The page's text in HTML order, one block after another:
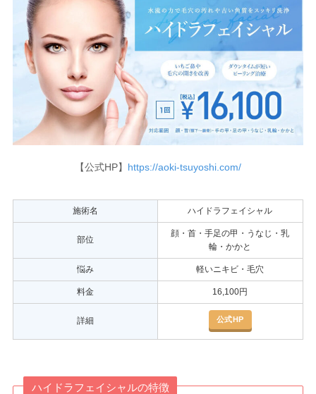
【公式HP】 https://aoki-tsuyoshi.com/
施術名 ハイドラフェイシャル
部位
顔・首・手足の甲・うなじ・乳
輪・かかと
悩み 軽いニキビ・毛穴
料金 16,100円
詳細 公式HP
ハイドラフェイシャルの特徴